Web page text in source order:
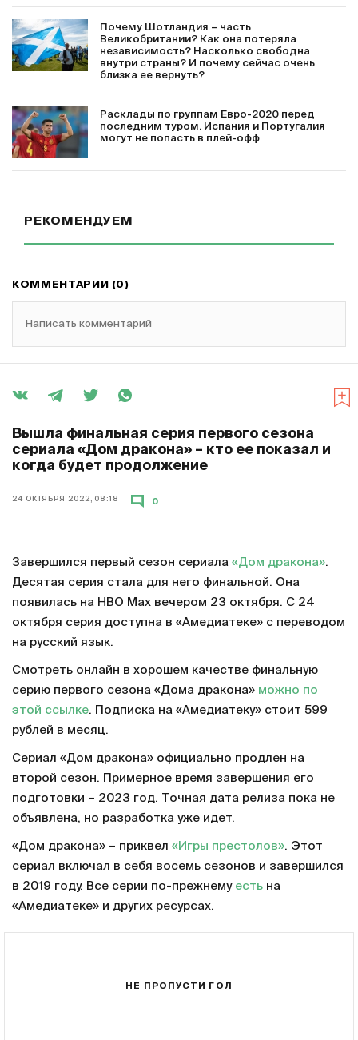
Почему Шотландия – часть
Великобритании? Как она потеряла
независимость? Насколько свободна
внутри страны? И почему сейчас очень
близка ее вернуть?
Расклады по группам Евро-2020 перед
последним туром. Испания и Португалия
могут не попасть в плей-офф
РЕКОМЕНДУЕМ
КОММЕНТАРИИ (0)
Написать комментарий
Вышла финальная серия первого сезона
сериала «Дом дракона» – кто ее показал и
когда будет продолжение
24 ОКТЯБРЯ 2022, 08:18 0
Завершился первый сезон сериала «Дом дракона».
Десятая серия стала для него финальной. Она
появилась на HBO Max вечером 23 октября. С 24
октября серия доступна в «Амедиатеке» с переводом
на русский язык.
Смотреть онлайн в хорошем качестве финальную
серию первого сезона «Дома дракона» можно по
этой ссылке. Подписка на «Амедиатеку» стоит 599
рублей в месяц.
Сериал «Дом дракона» официально продлен на
второй сезон. Примерное время завершения его
подготовки – 2023 год. Точная дата релиза пока не
объявлена, но разработка уже идет.
«Дом дракона» – приквел «Игры престолов». Этот
сериал включал в себя восемь сезонов и завершился
в 2019 году. Все серии по-прежнему есть на
«Амедиатеке» и других ресурсах.
НЕ ПРОПУСТИ ГОЛ